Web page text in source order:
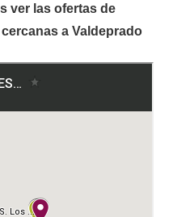
ver las ofertas de
a Valdeprado